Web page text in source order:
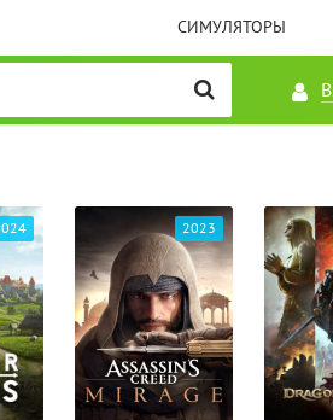
СИМУЛЯТОРЫ
2023